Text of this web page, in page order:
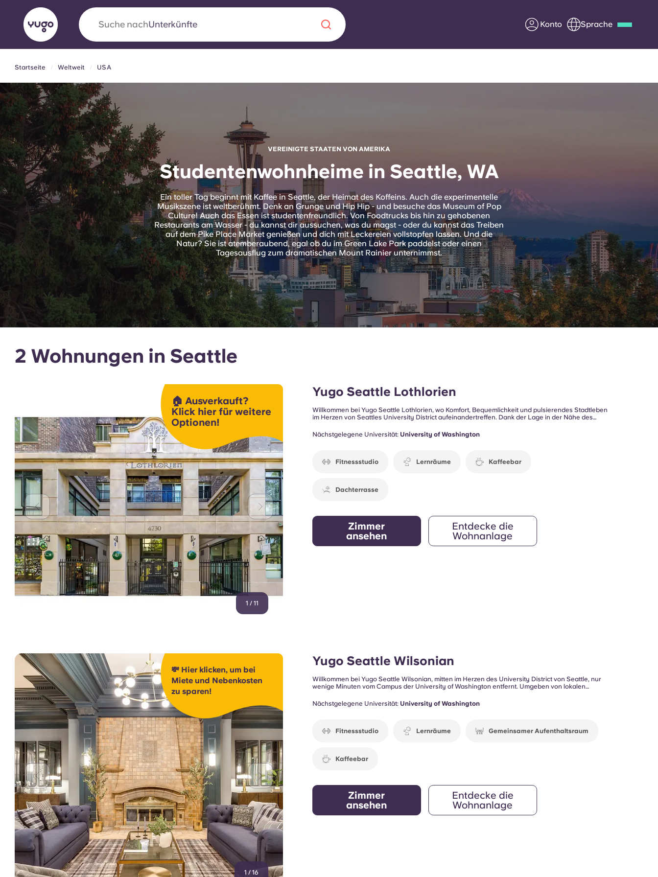
Suche nachStadt Konto Sprache
Über unsStandorteMehr Apply Now
Yugo VCARB: Eine neue Ära in Sachen
Studentenwohnheime
Die wegweisende Partnerschaft Yugomit VCARB sorgt für
Innovation, Ehrgeiz und unvergessliche Momente für die
Studenten.
Über uns
Häufig gestellte Fragen Infos für Eltern
Kontakt aufnehmen
English (GB)
Portuguese
Startseite Weltweit USA
VEREINIGTE STAATEN VON AMERIKA
Studentenwohnheime in Seattle, WA
Ein toller Tag beginnt mit Kaffee in Seattle, der Heimat des Koffeins. Auch die experimentelle
Musikszene ist weltberühmt. Denk an Grunge und Hip Hip - und besuche das Museum of Pop
Culture! Auch das Essen ist studentenfreundlich. Von Foodtrucks bis hin zu gehobenen
Restaurants am Wasser - du kannst dir aussuchen, was du magst - oder du kannst das Treiben
auf dem Pike Place Market genießen und dich mit Leckereien vollstopfen lassen. Und die
Natur? Sie ist atemberaubend, egal ob du im Green Lake Park paddelst oder einen
Tagesausflug zum dramatischen Mount Rainier unternimmst.
2 Wohnungen in Seattle
🏠 Ausverkauft?
Klick hier für weitere
Optionen!
1 / 11
Yugo Seattle Lothlorien
Willkommen bei Yugo Seattle Lothlorien, wo Komfort, Bequemlichkeit und pulsierendes Stadtleben
im Herzen von Seattles University District aufeinandertreffen. Dank der Lage in der Nähe des
die Wohnanlage ideale Voraussetzungen für Studierende, die sowohl am akademischen Leben als
auch an der Energie der Stadt teilhaben möchten.
Nächstgelegene Universität:University of Washington
Fitnessstudio Lernräume Kaffeebar
Dachterrasse
Zimmer
ansehen
Entdecke die
Wohnanlage
💸 Hier klicken, um bei
Miete und Nebenkosten
zu sparen!
1 / 16
Yugo Seattle Wilsonian
Willkommen bei Yugo Seattle Wilsonian, mitten im Herzen des University District von Seattle, nur
wenige Minuten vom Campus der University of Washington entfernt. Umgeben von lokalen
bietet die Wohnanlage einen bequemen und gut vernetzten Lebensstil, der speziell auf Studenten
und junge Berufstätige zugeschnitten ist.
Nächstgelegene Universität:University of Washington
Fitnessstudio Lernräume Gemeinsamer Aufenthaltsraum
Kaffeebar
Zimmer
ansehen
Entdecke die
Wohnanlage